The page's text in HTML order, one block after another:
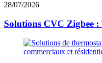
28/07/2026
Solutions CVC Zigbee